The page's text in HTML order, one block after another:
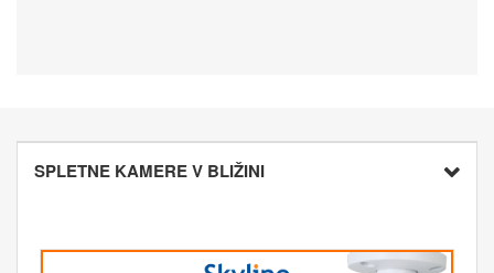
SPLETNE KAMERE V BLIŽINI